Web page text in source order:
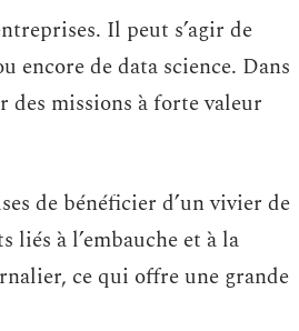
Il peut s’agir de
encore de data science. Dans
missions à forte valeur
de bénéficier d’un vivier de
liés à l’embauche et à la
ce qui offre une grande